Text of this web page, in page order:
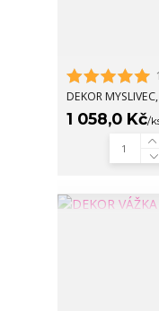
DEKOR
1 058,0 Kč/